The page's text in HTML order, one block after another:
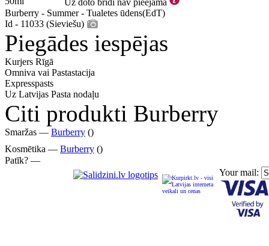
Uz doto brīdi nav pieejama
Burberry - Summer - Tualetes ūdens(EdT)
Id - 11033 (Sieviešu)
Piegādes iespējas
Kurjers Rīgā
Omniva vai Pastastacija
Expresspasts
Uz Latvijas Pasta nodaļu
Citi produkti Burberry
Smaržas — Burberry ()
Kosmētika — Burberry ()
Patīk? —
Your mail: